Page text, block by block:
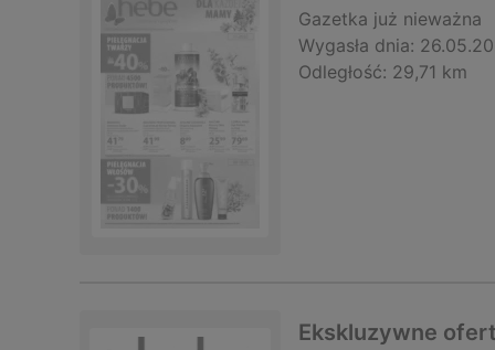
Gazetka już nieważna
Wygasła dnia:
Odległość: 29,71 km
Ekskluzywne